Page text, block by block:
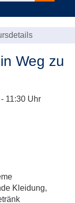
Weg zu
11:30 Uhr
Kleidung,